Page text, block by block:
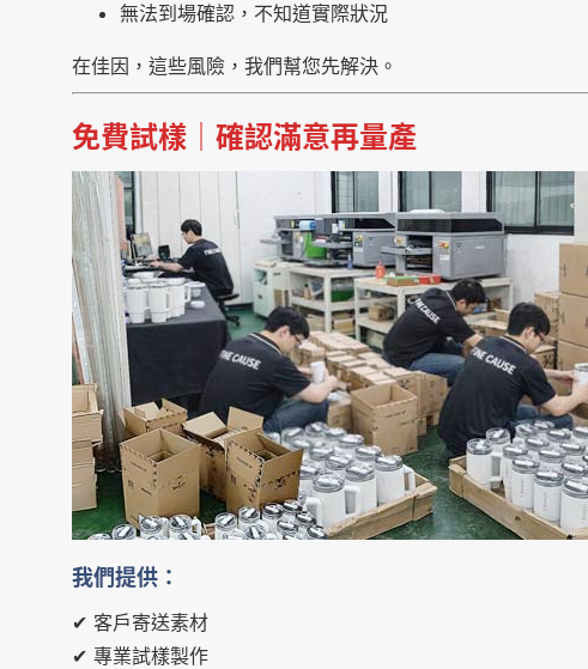
無法到場確認，不知道實際狀況
在佳因，這些風險，我們幫您先解決。
免費試樣｜確認滿意再量產
我們提供：
✔ 客戶寄送素材
✔ 專業試樣製作